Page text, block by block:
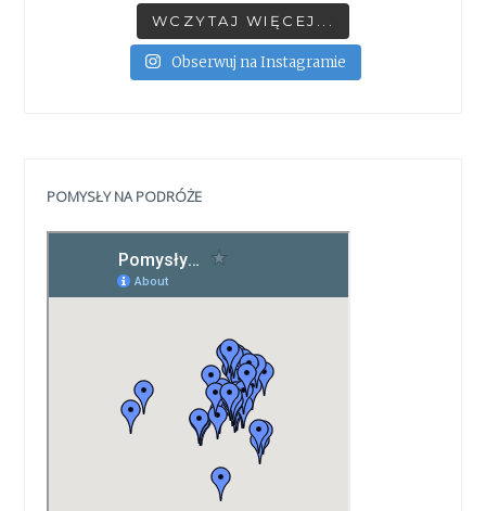
WCZYTAJ WIĘCEJ...
Obserwuj na Instagramie
POMYSŁY NA PODRÓŻE